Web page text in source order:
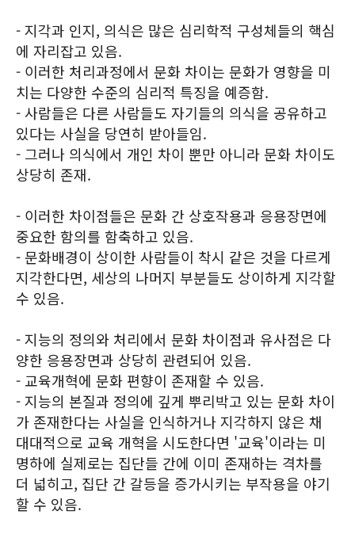
- 지각과 인지, 의식은 많은 심리학적 구성체들의 핵심
에 자리잡고 있음.
- 이러한 처리과정에서 문화 차이는 문화가 영향을 미
치는 다양한 수준의 심리적 특징을 예증함.
- 사람들은 다른 사람들도 자기들의 의식을 공유하고
있다는 사실을 당연히 받아들임.
- 그러나 의식에서 개인 차이 뿐만 아니라 문화 차이도
상당히 존재.
- 이러한 차이점들은 문화 간 상호작용과 응용장면에
중요한 함의를 함축하고 있음.
- 문화배경이 상이한 사람들이 착시 같은 것을 다르게
지각한다면, 세상의 나머지 부분들도 상이하게 지각할
수 있음.
- 지능의 정의와 처리에서 문화 차이점과 유사점은 다
양한 응용장면과 상당히 관련되어 있음.
- 교육개혁에 문화 편향이 존재할 수 있음.
- 지능의 본질과 정의에 깊게 뿌리박고 있는 문화 차이
가 존재한다는 사실을 인식하거나 지각하지 않은 채
대대적으로 교육 개혁을 시도한다면 '교육'이라는 미
명하에 실제로는 집단들 간에 이미 존재하는 격차를
더 넓히고, 집단 간 갈등을 증가시키는 부작용을 야기
할 수 있음.